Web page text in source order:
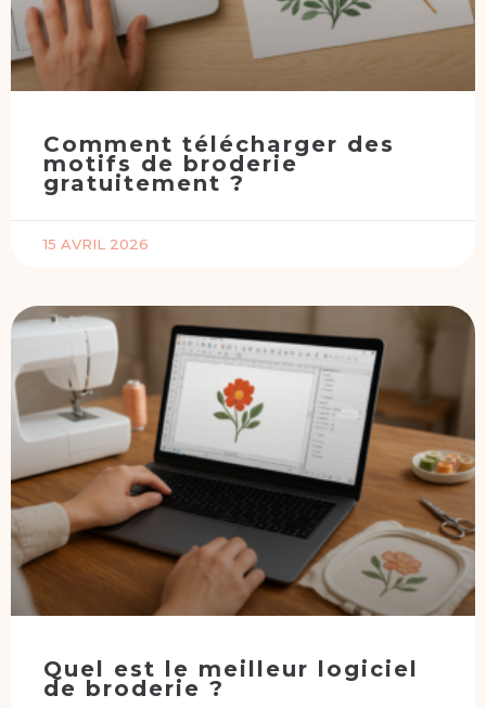
Comment télécharger des
motifs de broderie
gratuitement ?
15 AVRIL 2026
Quel est le meilleur logiciel
de broderie ?